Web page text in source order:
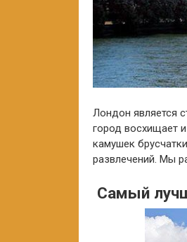
Лондон является
город восхищает
камушек
развлечений. Мы
Самый